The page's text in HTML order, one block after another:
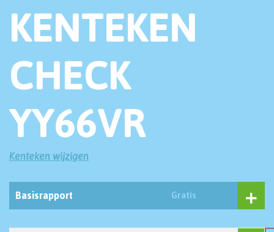
KENTEKEN
CHECK
YY66VR
Kenteken wijzigen
Basisrapport Gratis